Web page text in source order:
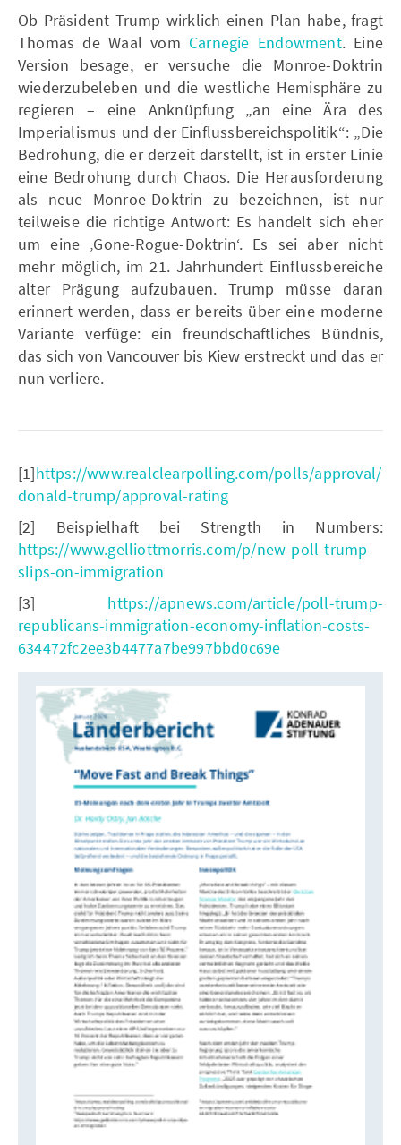
Ob Präsident Trump wirklich einen Plan habe, fragt
Thomas de Waal vom Carnegie Endowment. Eine
Version besage, er versuche die Monroe-Doktrin
wiederzubeleben und die westliche Hemisphäre zu
regieren – eine Anknüpfung „an eine Ära des
Imperialismus und der Einflussbereichspolitik“: „Die
Bedrohung, die er derzeit darstellt, ist in erster Linie
eine Bedrohung durch Chaos. Die Herausforderung
als neue Monroe-Doktrin zu bezeichnen, ist nur
teilweise die richtige Antwort: Es handelt sich eher
um eine ‚Gone-Rogue-Doktrin‘. Es sei aber nicht
mehr möglich, im 21. Jahrhundert Einflussbereiche
alter Prägung aufzubauen. Trump müsse daran
erinnert werden, dass er bereits über eine moderne
Variante verfüge: ein freundschaftliches Bündnis,
das sich von Vancouver bis Kiew erstreckt und das er
nun verliere.
[1]https://www.realclearpolling.com/polls/approval/
donald-trump/approval-rating
[2] Beispielhaft bei Strength in Numbers:
https://www.gelliottmorris.com/p/new-poll-trump-
slips-on-immigration
[3] https://apnews.com/article/poll-trump-
republicans-immigration-economy-inflation-costs-
634472fc2ee3b4477a7be997bbd0c69e